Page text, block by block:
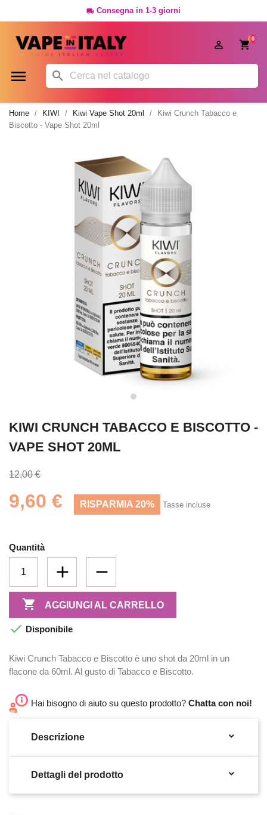
 Consegna in 1-3 giorni
0

 
Home KIWI Kiwi Vape Shot 20ml
Kiwi Crunch Tabacco e
Biscotto - Vape Shot 20ml
KIWI CRUNCH TABACCO E BISCOTTO -
VAPE SHOT 20ML
12,00 €
9,60 € RISPARMIA 20% Tasse incluse
Quantità
 AGGIUNGI AL CARRELLO
 Disponibile
Kiwi Crunch Tabacco e Biscotto è uno shot da 20ml in un
flacone da 60ml. Al gusto di Tabacco e Biscotto.
Hai bisogno di aiuto su questo prodotto? Chatta con noi!
Descrizione 
Dettagli del prodotto 